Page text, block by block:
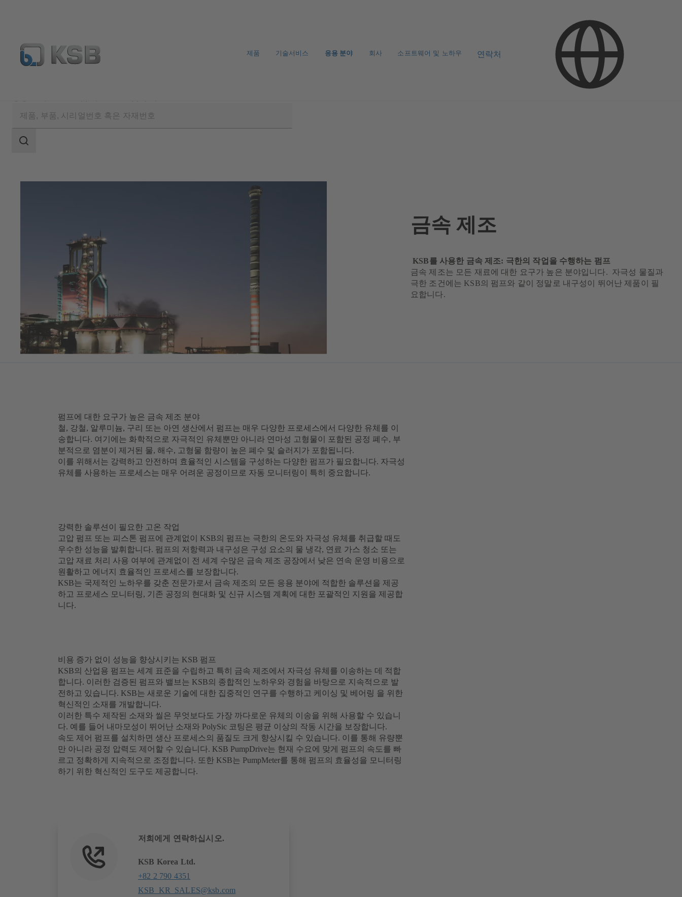
제품 기술서비스 응용 분야 회사 소프트웨어 및 노하우 연락처
검
위
금속 제조
KSB를 사용한 금속 제조: 극한의 작업을 수행하는 펌프
금속 제조는 모든 재료에 대한 요구가 높은 분야입니다. 자극성 물질과
극한 조건에는 KSB의 펌프와 같이 정말로 내구성이 뛰어난 제품이 필
요합니다.
펌프에 대한 요구가 높은 금속 제조 분야
철, 강철, 알루미늄, 구리 또는 아연 생산에서 펌프는 매우 다양한 프로세스에서 다양한 유체를 이
송합니다. 여기에는 화학적으로 자극적인 유체뿐만 아니라 연마성 고형물이 포함된 공정 폐수, 부
분적으로 염분이 제거된 물, 해수, 고형물 함량이 높은 폐수 및 슬러지가 포함됩니다.
이를 위해서는 강력하고 안전하며 효율적인 시스템을 구성하는 다양한 펌프가 필요합니다. 자극성
유체를 사용하는 프로세스는 매우 어려운 공정이므로 자동 모니터링이 특히 중요합니다.
강력한 솔루션이 필요한 고온 작업
고압 펌프 또는 피스톤 펌프에 관계없이 KSB의 펌프는 극한의 온도와 자극성 유체를 취급할 때도
우수한 성능을 발휘합니다. 펌프의 저항력과 내구성은 구성 요소의 물 냉각, 연료 가스 청소 또는
고압 재료 처리 사용 여부에 관계없이 전 세계 수많은 금속 제조 공장에서 낮은 연속 운영 비용으로
원활하고 에너지 효율적인 프로세스를 보장합니다.
KSB는 국제적인 노하우를 갖춘 전문가로서 금속 제조의 모든 응용 분야에 적합한 솔루션을 제공
하고 프로세스 모니터링, 기존 공정의 현대화 및 신규 시스템 계획에 대한 포괄적인 지원을 제공합
니다.
비용 증가 없이 성능을 향상시키는 KSB 펌프
KSB의 산업용 펌프는 세계 표준을 수립하고 특히 금속 제조에서 자극성 유체를 이송하는 데 적합
합니다. 이러한 검증된 펌프와 밸브는 KSB의 종합적인 노하우와 경험을 바탕으로 지속적으로 발
전하고 있습니다. KSB는 새로운 기술에 대한 집중적인 연구를 수행하고 케이싱 및 베어링 을 위한
혁신적인 소재를 개발합니다.
이러한 특수 제작된 소재와 씰은 무엇보다도 가장 까다로운 유체의 이송을 위해 사용할 수 있습니
다. 예를 들어 내마모성이 뛰어난 소재와 PolySic 코팅은 평균 이상의 작동 시간을 보장합니다.
속도 제어 펌프를 설치하면 생산 프로세스의 품질도 크게 향상시킬 수 있습니다. 이를 통해 유량뿐
만 아니라 공정 압력도 제어할 수 있습니다. KSB PumpDrive는 현재 수요에 맞게 펌프의 속도를 빠
르고 정확하게 지속적으로 조정합니다. 또한 KSB는 PumpMeter를 통해 펌프의 효율성을 모니터링
하기 위한 혁신적인 도구도 제공합니다.
저희에게 연락하십시오.
KSB Korea Ltd.
+82 2 790 4351
KSB_KR_SALES@ksb.com